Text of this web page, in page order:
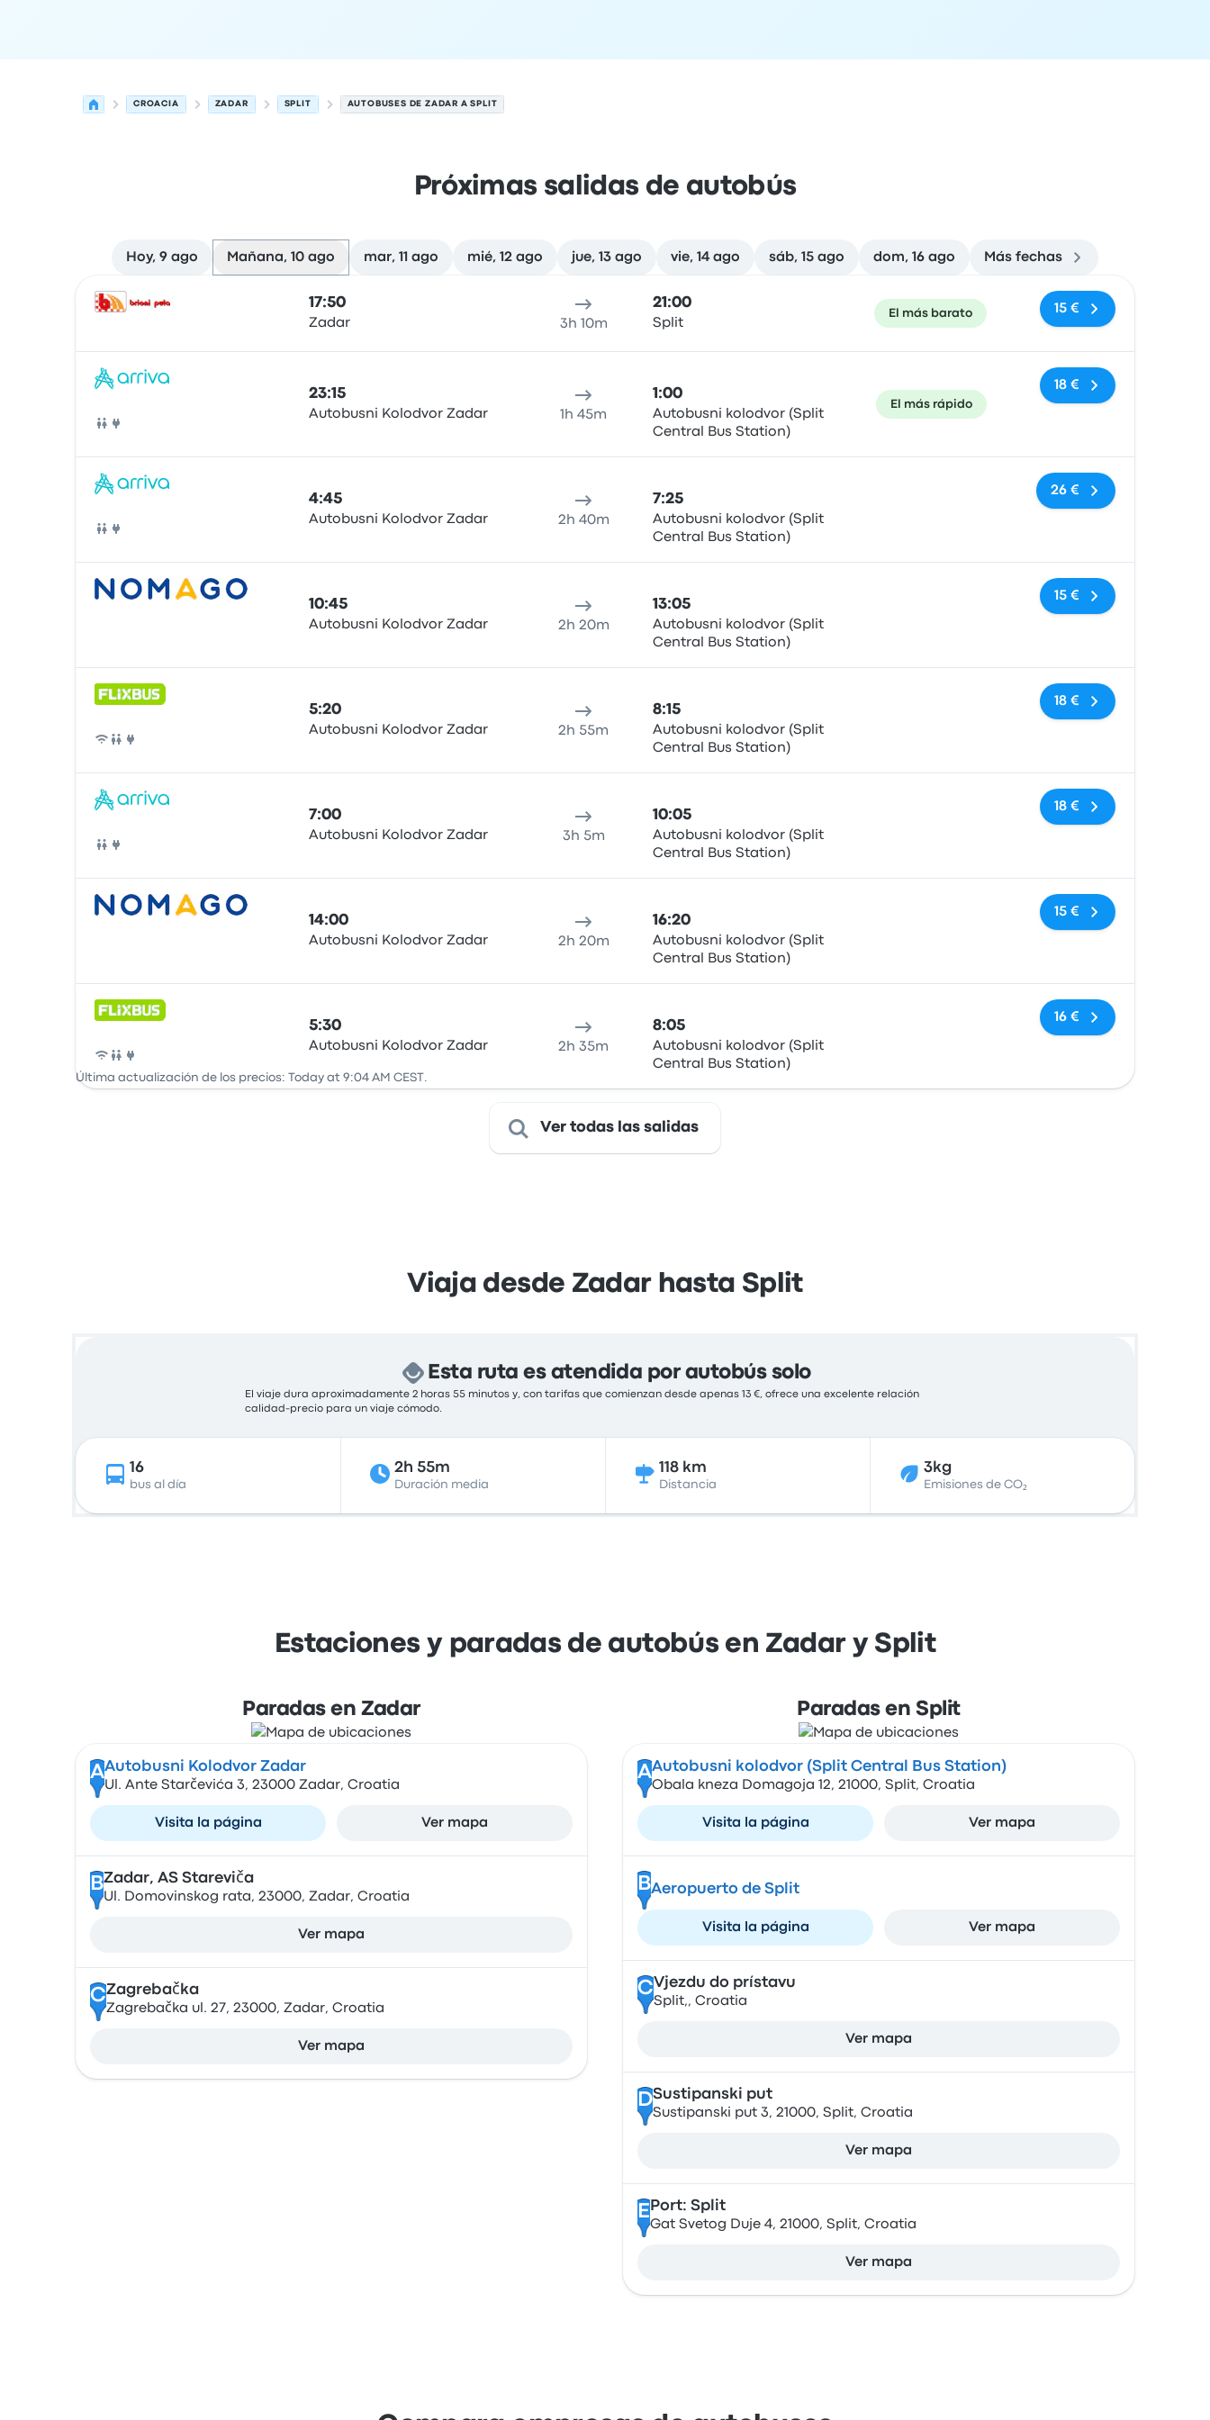
CROACIA ZADAR SPLIT AUTOBUSES DE ZADAR A SPLIT
Próximas salidas de autobús
Hoy, 9 ago Mañana, 10 ago mar, 11 ago mié, 12 ago jue, 13 ago vie, 14 ago sáb, 15 ago dom, 16 ago Más fechas
17:50
Zadar 3h 10m
21:00
Split
El más barato 15 €
Autobús
23:15
Autobusni Kolodvor Zadar 1h 45m
1:00
Autobusni kolodvor (Split
Central Bus Station)
El más rápido
18 €
Autobús
4:45
Autobusni Kolodvor Zadar 2h 40m
7:25
Autobusni kolodvor (Split
Central Bus Station)
Sin etiquetas
26 €
10:45
Autobusni Kolodvor Zadar 2h 20m
13:05
Autobusni kolodvor (Split
Central Bus Station)
Sin etiquetas
15 €
Autobús
5:20
Autobusni Kolodvor Zadar 2h 55m
8:15
Autobusni kolodvor (Split
Central Bus Station)
Sin etiquetas
18 €
Autobús
7:00
Autobusni Kolodvor Zadar 3h 5m
10:05
Autobusni kolodvor (Split
Central Bus Station)
Sin etiquetas
18 €
14:00
Autobusni Kolodvor Zadar 2h 20m
16:20
Autobusni kolodvor (Split
Central Bus Station)
Sin etiquetas
15 €
Autobús
5:30
Autobusni Kolodvor Zadar 2h 35m
8:05
Autobusni kolodvor (Split
Central Bus Station)
Sin etiquetas
16 €
Última actualización de los precios: Today at 9:04 AM CEST.
Ver todas las salidas
Viaja desde Zadar hasta Split
Esta ruta es atendida por autobús solo
El viaje dura aproximadamente 2 horas 55 minutos y, con tarifas que comienzan desde apenas 13 €, ofrece una excelente relación
calidad-precio para un viaje cómodo.
16
bus al día
2h 55m
Duración media
118 km
Distancia
3kg
Emisiones de CO₂
Estaciones y paradas de autobús en Zadar y Split
Paradas en Zadar
AAutobusni Kolodvor Zadar
Ul. Ante Starčevića 3, 23000 Zadar, Croatia
Visita la página Ver mapa
BZadar, AS Stareviča
Ul. Domovinskog rata, 23000, Zadar, Croatia
Ver mapa
CZagrebačka
Zagrebačka ul. 27, 23000, Zadar, Croatia
Ver mapa
Paradas en Split
AAutobusni kolodvor (Split Central Bus Station)
Obala kneza Domagoja 12, 21000, Split, Croatia
Visita la página Ver mapa
BAeropuerto de Split
Visita la página Ver mapa
CVjezdu do prístavu
Split,, Croatia
Ver mapa
DSustipanski put
Sustipanski put 3, 21000, Split, Croatia
Ver mapa
E Port: Split
Gat Svetog Duje 4, 21000, Split, Croatia
Ver mapa